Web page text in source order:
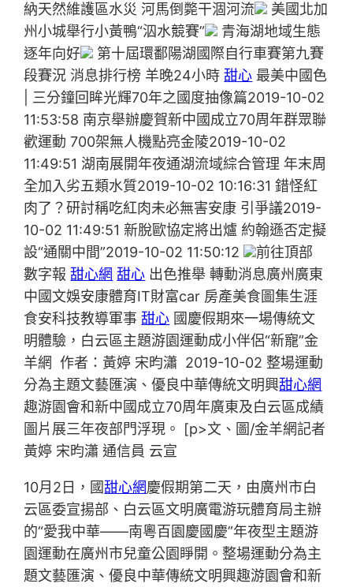
納天然維護區水災 河馬倒斃干涸河流
美國北加
州小城舉行小黃鴨“泅水競賽”
青海湖地域生態
逐年向好
第十屆環鄱陽湖國際自行車賽第九賽
段賽況 消息排行榜 羊晚24小時甜心 最美中國色
| 三分鐘回眸光輝70年之國度抽像篇2019-10-02
11:53:58 南京舉辦慶賀新中國成立70周年群眾聯
歡運動 700架無人機點亮金陵2019-10-02
11:49:51 湖南展開年夜通湖流域綜合管理 年末周
全加入劣五類水質2019-10-02 10:16:31 錯怪紅
肉了？研討稱吃紅肉未必無害安康 引爭議2019-
10-02 11:49:51 新脫歐協定將出爐 約翰遜否定擬
設“通關中間”2019-10-02 11:50:12
前往頂部
數字報甜心網 甜心 出色推舉 轉動消息廣州廣東
中國文娛安康體育IT財富car 房產美食圖集生涯
食安科技教導軍事甜心 國慶假期來一場傳統文
明體驗，白云區主題游園運動成小伴侶“新寵”金
羊網 作者：黃婷 宋昀瀟 2019-10-02 整場運動
分為主題文藝匯演、優良中華傳統文明興甜心網
趣游園會和新中國成立70周年廣東及白云區成績
圖片展三年夜部門浮現。 [p>文、圖/金羊網記者
黃婷 宋昀瀟 通信員 云宣
10月2日，國甜心網慶假期第二天，由廣州市白
云區委宣揚部、白云區文明廣電游玩體育局主辦
的“愛我中華——南粵百園慶國慶”年夜型主題游
園運動在廣州市兒童公園睜開。整場運動分為主
題文藝匯演、優良中華傳統文明興趣游園會和新